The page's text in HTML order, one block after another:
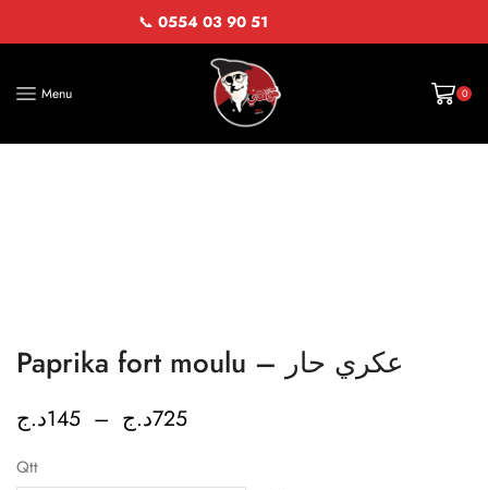
📞 0554 03 90 51
Menu 0
Paprika fort moulu – عكري حار
145د.ج – 725د.ج
Qtt